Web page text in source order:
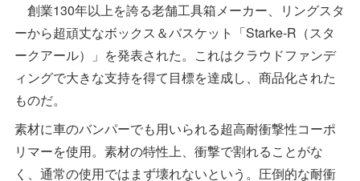
創業130年以上を誇る老舗工具箱メーカー、リングスタ
ーから超頑丈なボックス＆バスケット「Starke-R（スタ
ークアール）」を発表された。これはクラウドファンデ
ィングで大きな支持を得て目標を達成し、商品化された
ものだ。
素材に車のバンパーでも用いられる超高耐衝撃性コーポ
リマーを使用。素材の特性上、衝撃で割れることがな
く、通常の使用ではまず壊れないという。圧倒的な耐衝